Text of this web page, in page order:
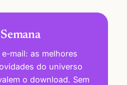
mail: as melhores
do universo
o download. Sem